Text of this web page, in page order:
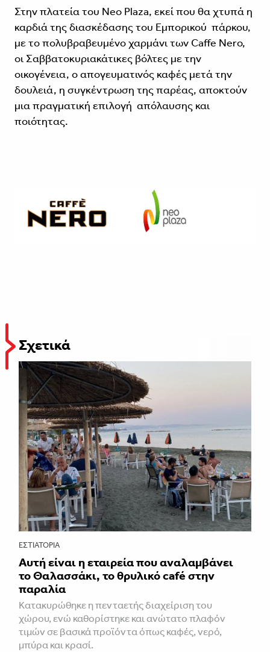
Στην πλατεία του Neo Plaza, εκεί που θα χτυπά η
καρδιά της διασκέδασης του Εμπορικού πάρκου,
με το πολυβραβευμένο χαρμάνι των Caffe Nero,
οι Σαββατοκυριακάτικες βόλτες με την
οικογένεια, ο απογευματινός καφές μετά την
δουλειά, η συγκέντρωση της παρέας, αποκτούν
μια πραγματική επιλογή απόλαυσης και
ποιότητας.
Σχετικά
ΕΣΤΙΑΤΌΡΙΑ
Αυτή είναι η εταιρεία που αναλαμβάνει
το Θαλασσάκι, το θρυλικό café στην
παραλία
Κατακυρώθηκε η πενταετής διαχείριση του
χώρου, ενώ καθορίστηκε και ανώτατο πλαφόν
τιμών σε βασικά προϊόντα όπως καφές, νερό,
μπύρα και κρασί.